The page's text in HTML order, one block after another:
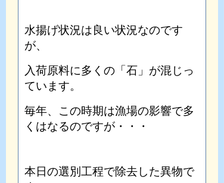
水揚げ状況は良い状況なのです
が、
入荷原料に多くの「石」が混じっ
ています。
毎年、この時期は漁場の影響で多
くはなるのですが・・・
本日の選別工程で除去した異物で